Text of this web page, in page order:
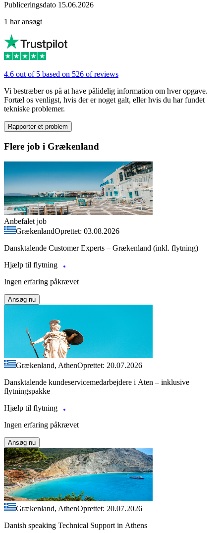
Publiceringsdato 15.06.2026
1 har ansøgt
4.6 out of 5 based on 526 of reviews
Vi bestræber os på at have pålidelig information om hver opgave.
Fortæl os venligst, hvis der er noget galt, eller hvis du har fundet
tekniske problemer.
Rapporter et problem
Flere job i Grækenland
Anbefalet job
GrækenlandOprettet: 03.08.2026
Dansktalende Customer Experts – Grækenland (inkl. flytning)
Hjælp til flytning
Ingen erfaring påkrævet
Ansøg nu
Grækenland, AthenOprettet: 20.07.2026
Dansktalende kundeservicemedarbejdere i Aten – inklusive
flytningspakke
Hjælp til flytning
Ingen erfaring påkrævet
Ansøg nu
Grækenland, AthenOprettet: 20.07.2026
Danish speaking Technical Support in Athens